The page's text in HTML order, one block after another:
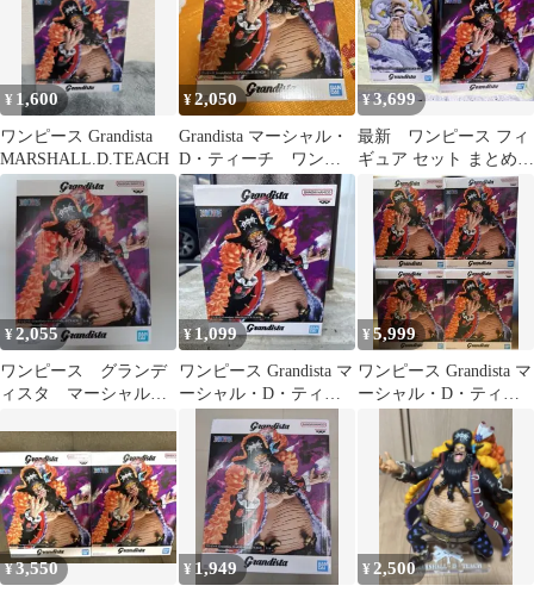
¥ 1,600
ワンピース Grandista
MARSHALL.D.TEACH
¥2,050
Grandista マーシャル・
D・ティーチ ワンピ
ース
¥3,699
最新 ワンピース フィ
ギュア セット まとめ売
り ティーチ Grandista
¥2,055
ワンピース グランデ
ィスタ マーシャル・
¥1,099
ワンピース Grandista マ
ーシャル・D・ティー
チ フィギュア
¥5,999
ワンピース Grandista マ
ーシャル・D・ティー
チ 4個セット
¥3,550 ¥ 1,949 ¥ 2,500